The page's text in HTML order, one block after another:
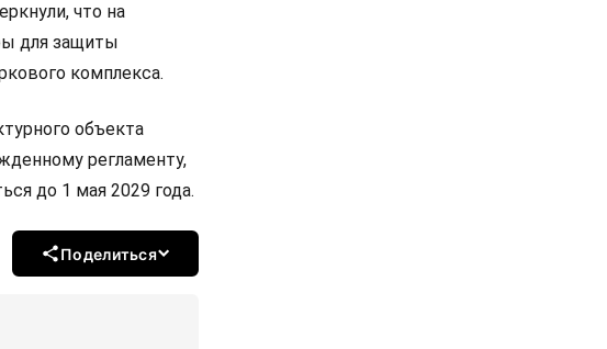
что на
для защиты
комплекса.
объекта
регламенту,
до 1 мая 2029 года.
Поделиться